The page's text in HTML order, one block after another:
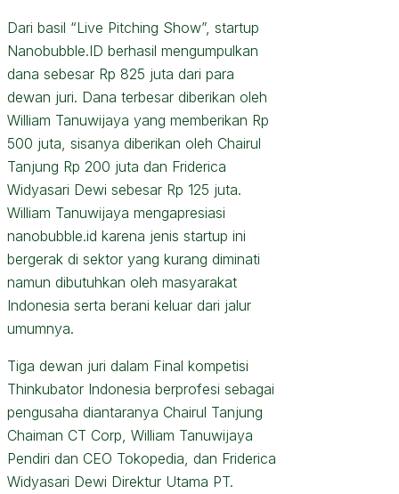
Dari basil “Live Pitching Show”, startup
Nanobubble.ID berhasil mengumpulkan
dana sebesar Rp 825 juta dari para
dewan juri. Dana terbesar diberikan oleh
William Tanuwijaya yang memberikan Rp
500 juta, sisanya diberikan oleh Chairul
Tanjung Rp 200 juta dan Friderica
Widyasari Dewi sebesar Rp 125 juta.
William Tanuwijaya mengapresiasi
nanobubble.id karena jenis startup ini
bergerak di sektor yang kurang diminati
namun dibutuhkan oleh masyarakat
Indonesia serta berani keluar dari jalur
umumnya.
Tiga dewan juri dalam Final kompetisi
Thinkubator Indonesia berprofesi sebagai
pengusaha diantaranya Chairul Tanjung
Chaiman CT Corp, William Tanuwijaya
Pendiri dan CEO Tokopedia, dan Friderica
Widyasari Dewi Direktur Utama PT.